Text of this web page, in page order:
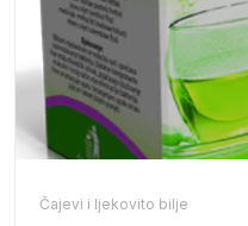
Čajevi i ljekovito bilje